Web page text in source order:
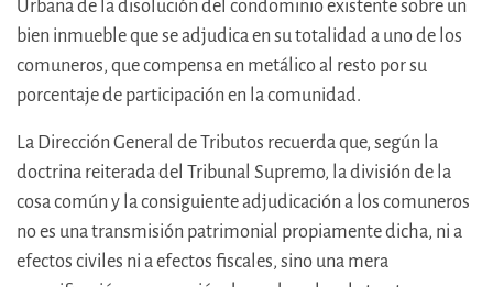
Urbana de la disolución del condominio existente sobre un
bien inmueble que se adjudica en su totalidad a uno de los
comuneros, que compensa en metálico al resto por su
porcentaje de participación en la comunidad.
La Dirección General de Tributos recuerda que, según la
doctrina reiterada del Tribunal Supremo, la división de la
cosa común y la consiguiente adjudicación a los comuneros
no es una transmisión patrimonial propiamente dicha, ni a
efectos civiles ni a efectos fiscales, sino una mera